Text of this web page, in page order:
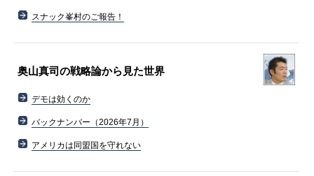
スナック峯村のご報告！
奥山真司の戦略論から見た世界
デモは効くのか
バックナンバー（2026年7月）
アメリカは同盟国を守れない